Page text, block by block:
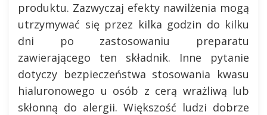
produktu. Zazwyczaj efekty nawilżenia mogą
utrzymywać się przez kilka godzin do kilku
dni po zastosowaniu preparatu
zawierającego ten składnik. Inne pytanie
dotyczy bezpieczeństwa stosowania kwasu
hialuronowego u osób z cerą wrażliwą lub
skłonną do alergii. Większość ludzi dobrze